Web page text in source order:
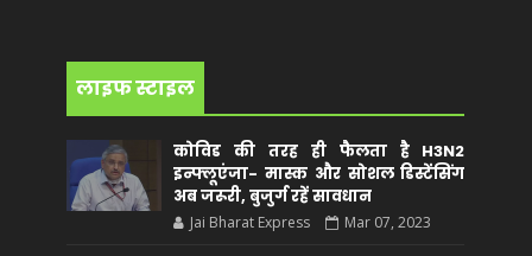
लाइफ स्टाइल
कोविड की तरह ही फैलता है H3N2
इन्फ्लूएंजा- मास्क और सोशल डिस्टेंसिंग
अब जरूरी, बुजुर्ग रहें सावधान
Jai Bharat Express Mar 07, 2023